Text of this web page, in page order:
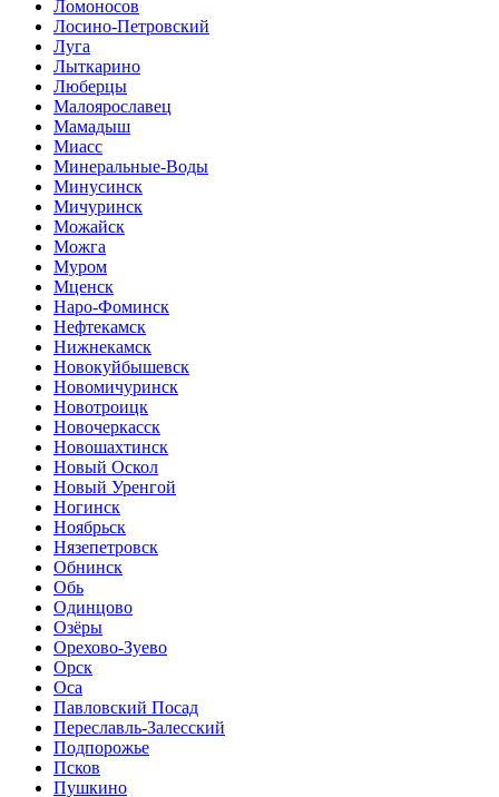
Ломоносов
Лосино-Петровский
Луга
Лыткарино
Люберцы
Малоярославец
Мамадыш
Миасс
Минеральные-Воды
Минусинск
Мичуринск
Можайск
Можга
Муром
Мценск
Наро-Фоминск
Нефтекамск
Нижнекамск
Новокуйбышевск
Новомичуринск
Новотроицк
Новочеркасск
Новошахтинск
Новый Оскол
Новый Уренгой
Ногинск
Ноябрьск
Нязепетровск
Обнинск
Обь
Одинцово
Озёры
Орехово-Зуево
Орск
Оса
Павловский Посад
Переславль-Залесский
Подпорожье
Псков
Пушкино